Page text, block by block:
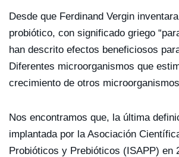
Desde que Ferdinand Vergin
probiótico, con significado griego
han descrito efectos beneficiosos
Diferentes microorganismos que
crecimiento de otros
Nos encontramos que, la última
implantada por la Asociación
Probióticos y Prebióticos (ISAPP) en